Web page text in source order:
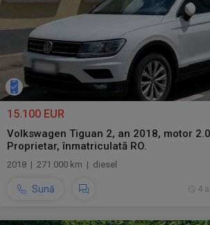
15.100 EUR
Volkswagen Tiguan 2, an 2018, motor
Proprietar, înmatriculată RO.
2018 | 271.000 km | diesel
Sună 4